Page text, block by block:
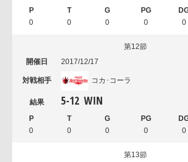
0 0 0 0 0
第12節
2017/12/17
コカ･コーラ
5-12 WIN
0 0 0 0 0
第13節